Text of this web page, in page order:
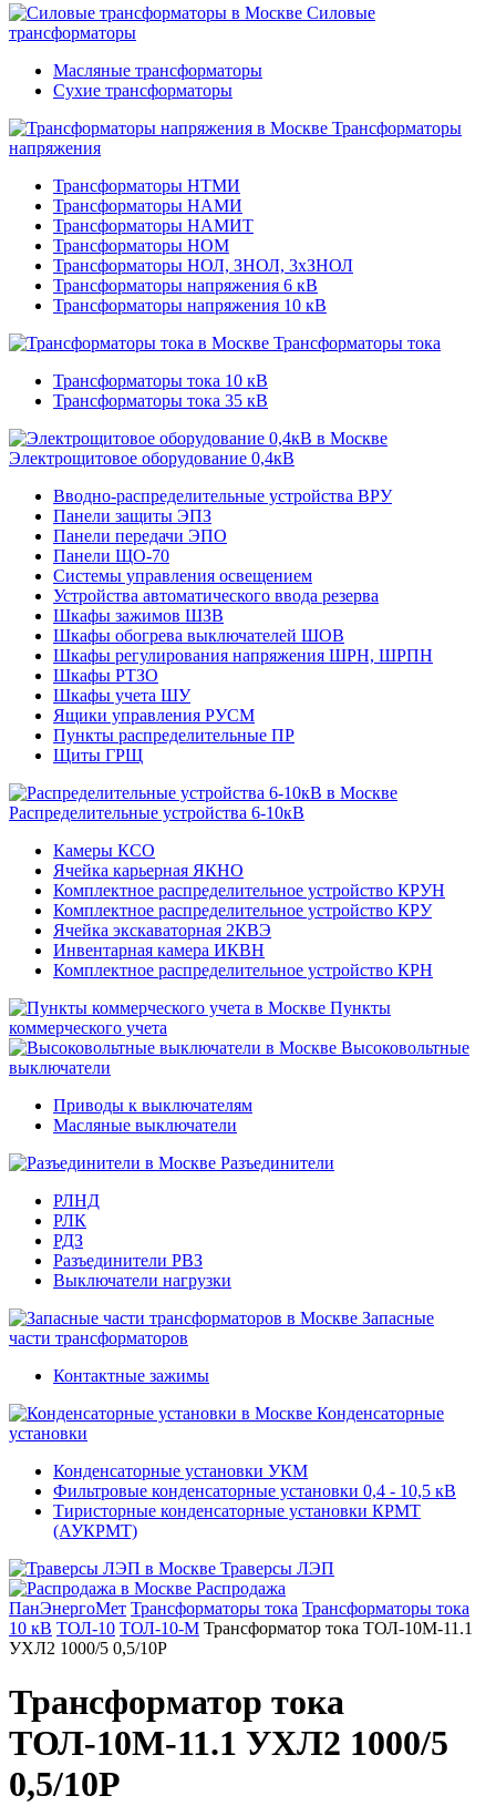
Силовые
трансформаторы
Масляные трансформаторы
Сухие трансформаторы
Трансформаторы
напряжения
Трансформаторы НТМИ
Трансформаторы НАМИ
Трансформаторы НАМИТ
Трансформаторы НОМ
Трансформаторы НОЛ, ЗНОЛ, 3хЗНОЛ
Трансформаторы напряжения 6 кВ
Трансформаторы напряжения 10 кВ
Трансформаторы тока
Трансформаторы тока 10 кВ
Трансформаторы тока 35 кВ
Электрощитовое оборудование 0,4кВ
Вводно-распределительные устройства ВРУ
Панели защиты ЭПЗ
Панели передачи ЭПО
Панели ЩО-70
Системы управления освещением
Устройства автоматического ввода резерва
Шкафы зажимов ШЗВ
Шкафы обогрева выключателей ШОВ
Шкафы регулирования напряжения ШРН, ШРПН
Шкафы РТЗО
Шкафы учета ШУ
Ящики управления РУСМ
Пункты распределительные ПР
Щиты ГРЩ
Распределительные устройства 6-10кВ
Камеры КСО
Ячейка карьерная ЯКНО
Комплектное распределительное устройство КРУН
Комплектное распределительное устройство КРУ
Ячейка экскаваторная 2КВЭ
Инвентарная камера ИКВН
Комплектное распределительное устройство КРН
Пункты
коммерческого учета
Высоковольтные
выключатели
Приводы к выключателям
Масляные выключатели
Разъединители
РЛНД
РЛК
РДЗ
Разъединители РВЗ
Выключатели нагрузки
Запасные
части трансформаторов
Контактные зажимы
Конденсаторные
установки
Конденсаторные установки УКМ
Фильтровые конденсаторные установки 0,4 - 10,5 кВ
Тиристорные конденсаторные установки КРМТ
(АУКРМТ)
Траверсы ЛЭП
Распродажа
ПанЭнергоМет Трансформаторы тока Трансформаторы тока
10 кВ ТОЛ-10 ТОЛ-10-М Трансформатор тока ТОЛ-10М-11.1
УХЛ2 1000/5 0,5/10Р
Трансформатор тока
ТОЛ-10М-11.1 УХЛ2 1000/5
0,5/10Р